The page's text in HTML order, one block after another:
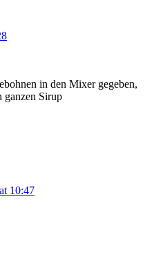
in den Mixer gegeben,
ganzen Sirup
10:47